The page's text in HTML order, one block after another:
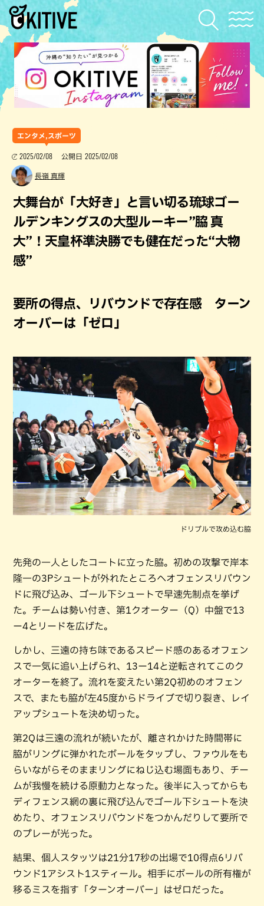
エンタメ,スポーツ
2025/02/08 公開日 2025/02/08
長嶺 真輝
大舞台が「大好き」と言い切る琉球ゴー
ルデンキングスの大型ルーキー”脇 真
大”！天皇杯準決勝でも健在だった“大物
感”
要所の得点、リバウンドで存在感 ターン
オーバーは「ゼロ」
ドリブルで攻め込む脇
先発の一人としたコートに立った脇。初めの攻撃で岸本
隆一の3Pシュートが外れたところへオフェンスリバウン
ドに飛び込み、ゴール下シュートで早速先制点を挙げ
た。チームは勢い付き、第1クオーター（Q）中盤で13
ー4とリードを広げた。
しかし、三遠の持ち味であるスピード感のあるオフェン
スで一気に追い上げられ、13ー14と逆転されてこのク
オーターを終了。流れを変えたい第2Q初めのオフェン
スで、またも脇が左45度からドライブで切り裂き、レイ
アップシュートを決め切った。
第2Qは三遠の流れが続いたが、離されかけた時間帯に
脇がリングに弾かれたボールをタップし、ファウルをも
らいながらそのままリングにねじ込む場面もあり、チー
ムが我慢を続ける原動力となった。後半に入ってからも
ディフェンス網の裏に飛び込んでゴール下シュートを決
めたり、オフェンスリバウンドをつかんだりして要所で
のプレーが光った。
結果、個人スタッツは21分17秒の出場で10得点6リバ
ウンド1アシスト1スティール。相手にボールの所有権が
移るミスを指す「ターンオーバー」はゼロだった。